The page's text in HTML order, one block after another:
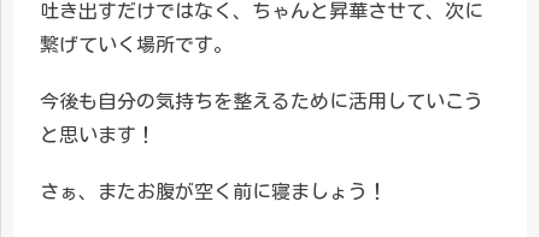
吐き出すだけではなく、ちゃんと昇華させて、次に
繋げていく場所です。
今後も自分の気持ちを整えるために活用していこう
と思います！
さぁ、またお腹が空く前に寝ましょう！